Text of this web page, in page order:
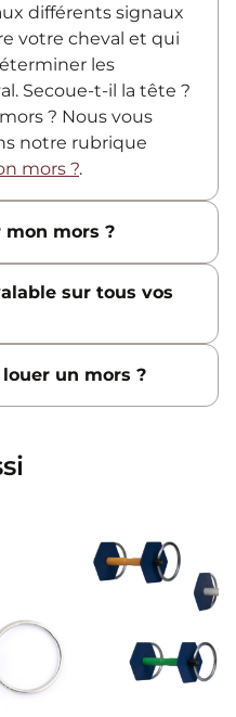
différents signaux
votre cheval et qui
les
Secoue-t-il la tête ?
? Nous vous
notre rubrique
mors ?.
mors ?
sur tous vos
un mors ?